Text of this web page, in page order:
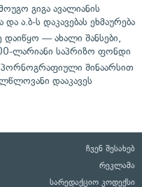
გიგა ავალიანის
ა.ბ-ს დაკავებას ეხმაურება
დაიწყო — ახალი შანსები,
ლარიანი საპრიზო ფონდი
პორნოგრაფიული შინაარსით
დააკავეს
ჩვენ შესახებ
რეკლამა
სარედაქციო კოდექსი